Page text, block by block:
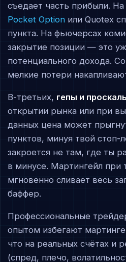
съедает часть прибыли.
Pocket Option или Quotex
пункта. На фьючерсах
закрытие позиции — это
потенциального дохода.
мелкие потери
В-третьих, гепы и
открытии рынка или при
данных цена может
пунктов, минуя твой стоп-
закроется не там, где ты
в минусе. Мартингейл при
мгновенно сливает весь
баффер.
Профессиональные
опытом избегают
что на реальных счётах и
(спред, плечо,